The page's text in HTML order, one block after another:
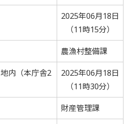
2025年06月18日
（11時15分）
農漁村整備課
内（本庁舎2
2025年06月18日
（11時30分）
財産管理課